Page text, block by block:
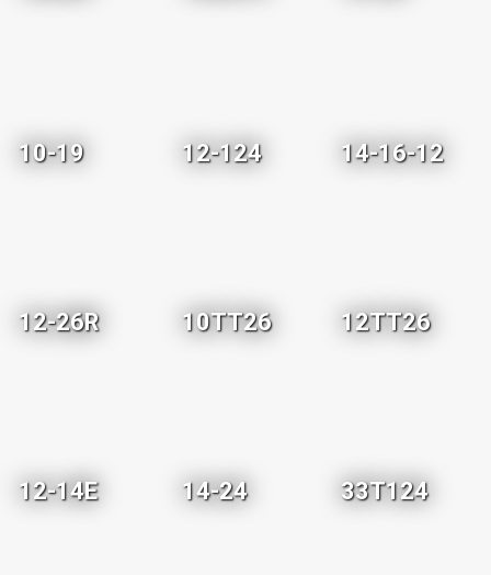
10-19 12-124 14-16-12
12-26R 10TT26 12TT26
12-14E 14-24 33T124